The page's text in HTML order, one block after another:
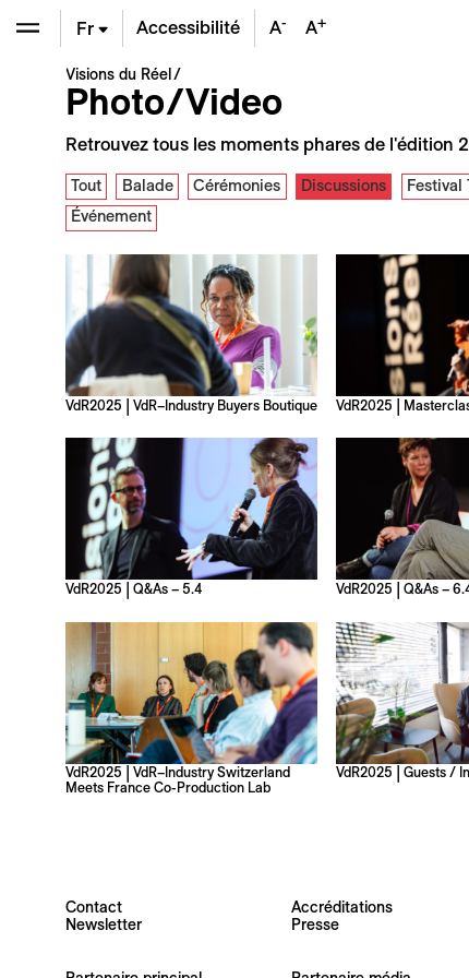
En
De
Fr Accessibilité A- A+
Visions du Réel
Photo/Video
Retrouvez tous les moments phares de l'édition
Tout Balade Cérémonies Discussions Festival
Événement
VdR2025 | VdR–Industry Buyers Boutique VdR2025 |
VdR2025 | Q&As – 5.4 VdR2025 | Q&As –
VdR2025 | VdR–Industry Switzerland
Meets France Co-Production Lab
VdR2025 | Guests /
Contact
Newsletter
Accréditations
Presse
Votre adresse e-mail
News about the Festival for the Public